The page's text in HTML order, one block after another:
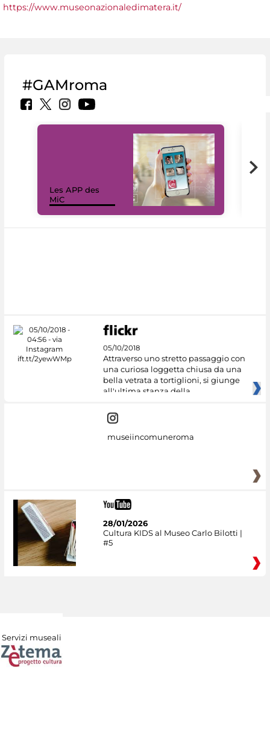
https://www.museonazionaledimatera.it/
#GAMroma
Les APP des
MiC
05/10/2018
Attraverso uno stretto passaggio con
una curiosa loggetta chiusa da una
bella vetrata a tortiglioni, si giunge
all'ultima stanza della
museiincomuneroma
28/01/2026
Cultura KIDS al Museo Carlo Bilotti |
#5
Servizi museali